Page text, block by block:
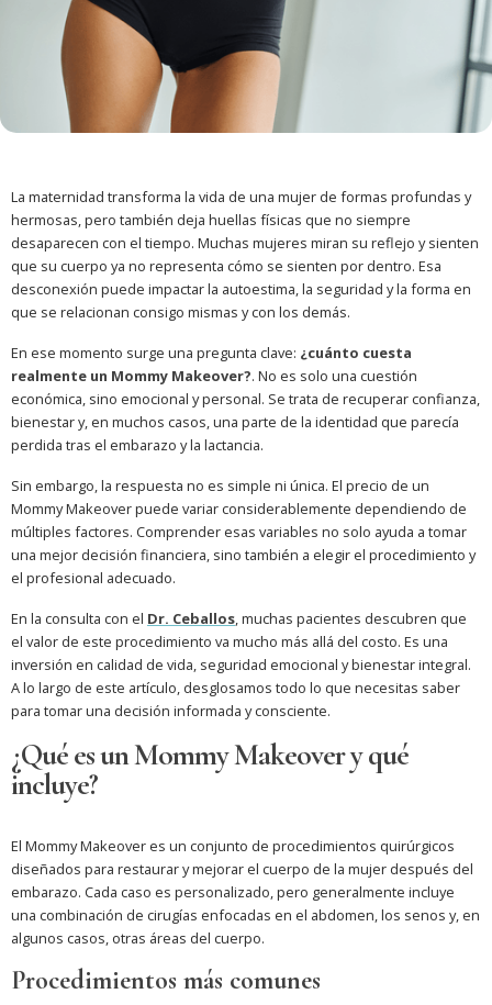
La maternidad transforma la vida de una mujer de formas profundas y
hermosas, pero también deja huellas físicas que no siempre
desaparecen con el tiempo. Muchas mujeres miran su reflejo y sienten
que su cuerpo ya no representa cómo se sienten por dentro. Esa
desconexión puede impactar la autoestima, la seguridad y la forma en
que se relacionan consigo mismas y con los demás.
En ese momento surge una pregunta clave: ¿cuánto cuesta
realmente un Mommy Makeover?. No es solo una cuestión
económica, sino emocional y personal. Se trata de recuperar confianza,
bienestar y, en muchos casos, una parte de la identidad que parecía
perdida tras el embarazo y la lactancia.
Sin embargo, la respuesta no es simple ni única. El precio de un
Mommy Makeover puede variar considerablemente dependiendo de
múltiples factores. Comprender esas variables no solo ayuda a tomar
una mejor decisión financiera, sino también a elegir el procedimiento y
el profesional adecuado.
En la consulta con el Dr. Ceballos, muchas pacientes descubren que
el valor de este procedimiento va mucho más allá del costo. Es una
inversión en calidad de vida, seguridad emocional y bienestar integral.
A lo largo de este artículo, desglosamos todo lo que necesitas saber
para tomar una decisión informada y consciente.
¿Qué es un Mommy Makeover y qué
incluye?
El Mommy Makeover es un conjunto de procedimientos quirúrgicos
diseñados para restaurar y mejorar el cuerpo de la mujer después del
embarazo. Cada caso es personalizado, pero generalmente incluye
una combinación de cirugías enfocadas en el abdomen, los senos y, en
algunos casos, otras áreas del cuerpo.
Procedimientos más comunes